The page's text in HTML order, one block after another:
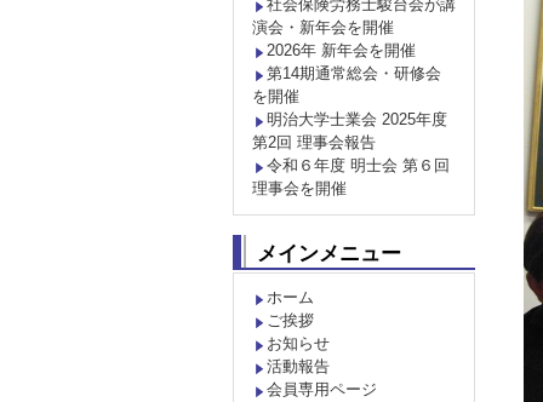
社会保険労務士駿台会が講
演会・新年会を開催
2026年 新年会を開催
第14期通常総会・研修会
を開催
明治大学士業会 2025年度
第2回 理事会報告
令和６年度 明士会 第６回
理事会を開催
メインメニュー
ホーム
ご挨拶
お知らせ
活動報告
会員専用ページ